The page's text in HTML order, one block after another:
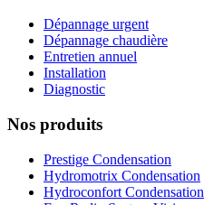
Dépannage urgent
Dépannage chaudière
Entretien annuel
Installation
Diagnostic
Nos produits
Prestige Condensation
Hydromotrix Condensation
Hydroconfort Condensation